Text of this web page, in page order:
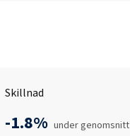
Skillnad
-1.8% under genomsnitt